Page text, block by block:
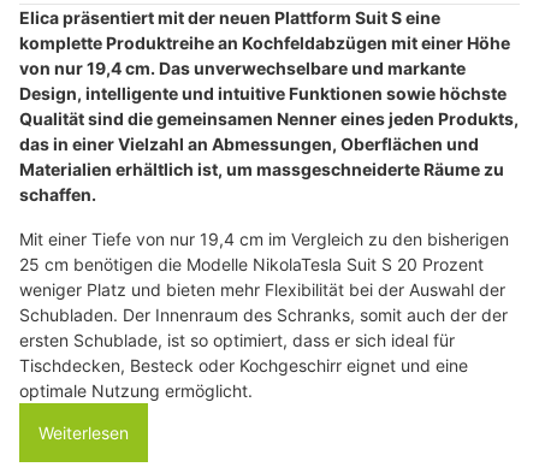
Elica präsentiert mit der neuen Plattform Suit S eine
komplette Produktreihe an Kochfeldabzügen mit einer Höhe
von nur 19,4 cm. Das unverwechselbare und markante
Design, intelligente und intuitive Funktionen sowie höchste
Qualität sind die gemeinsamen Nenner eines jeden Produkts,
das in einer Vielzahl an Abmessungen, Oberflächen und
Materialien erhältlich ist, um massgeschneiderte Räume zu
schaffen.
Mit einer Tiefe von nur 19,4 cm im Vergleich zu den bisherigen
25 cm benötigen die Modelle NikolaTesla Suit S 20 Prozent
weniger Platz und bieten mehr Flexibilität bei der Auswahl der
Schubladen. Der Innenraum des Schranks, somit auch der der
ersten Schublade, ist so optimiert, dass er sich ideal für
Tischdecken, Besteck oder Kochgeschirr eignet und eine
optimale Nutzung ermöglicht.
Weiterlesen